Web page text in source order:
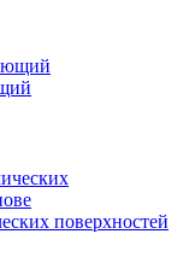
поверхностей